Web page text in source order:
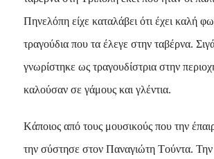
Πηνελόπη είχε καταλάβει ότι έχει καλή
τραγούδια που τα έλεγε στην ταβέρνα.
γνωρίστηκε ως τραγουδίστρια στην
καλούσαν σε γάμους και γλέντια.
Kάποιος από τους μουσικούς που την
την σύστησε στον Παναγιώτη Tούντα.